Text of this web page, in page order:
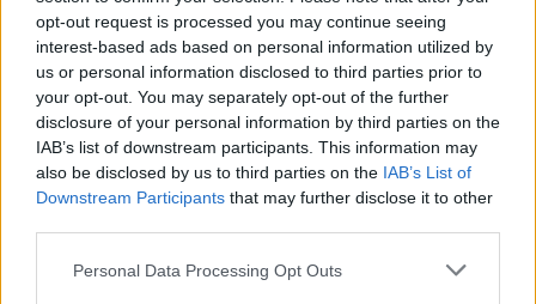
opt-out request is processed you may continue seeing
interest-based ads based on personal information utilized by
us or personal information disclosed to third parties prior to
your opt-out. You may separately opt-out of the further
disclosure of your personal information by third parties on the
IAB’s list of downstream participants. This information may
also be disclosed by us to third parties on the IAB’s List of
Downstream Participants that may further disclose it to other
Personal Data Processing Opt Outs
73’ ο Εργοτέλης κέρδισε πέναλτι και ο
Μανουσάκης ευστόχησε από την άσπρη βούλα
για το 0-1. Οι Κρητικοί κράτησαν το
αποτέλεσμα ως το τέλος, ελπίζοντας για τη
δεύτερη θέση.